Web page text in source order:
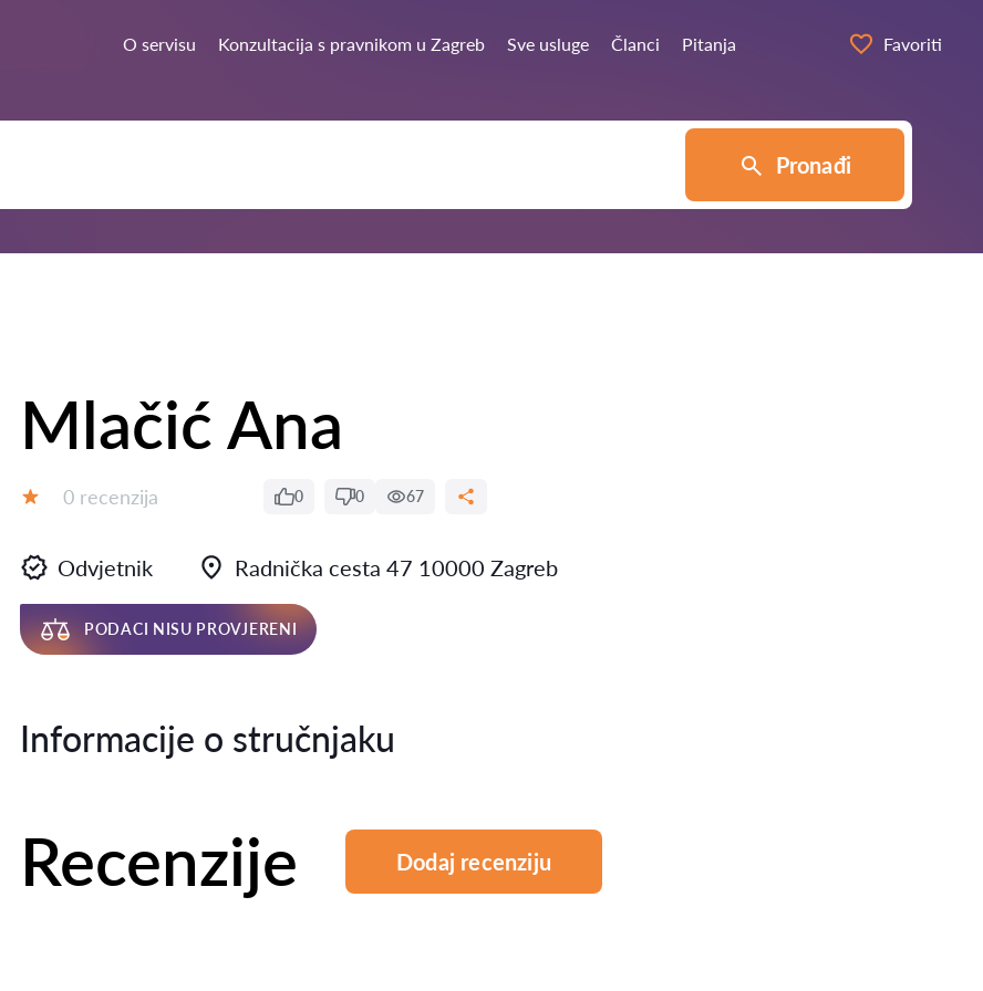
O servisu Konzultacija s pravnikom u Zagreb Sve usluge Članci Pitanja Favoriti
Pronađi
Mlačić Ana
Recenzija:
0 recenzija 0 0 67
Odvjetnik Radnička cesta 47 10000 Zagreb
PODACI NISU PROVJERENI
Informacije o stručnjaku
Recenzije Dodaj recenziju